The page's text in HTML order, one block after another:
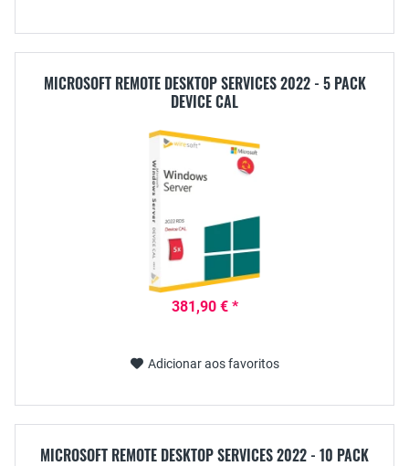
MICROSOFT REMOTE DESKTOP SERVICES 2022 - 5 PACK
DEVICE CAL
381,90 € *
Adicionar aos favoritos
MICROSOFT REMOTE DESKTOP SERVICES 2022 - 10 PACK